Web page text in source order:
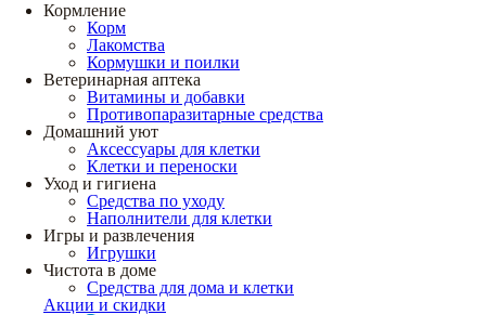
Кормление
Корм
Лакомства
Кормушки и поилки
Ветеринарная аптека
Витамины и добавки
Противопаразитарные средства
Домашний уют
Аксессуары для клетки
Клетки и переноски
Уход и гигиена
Средства по уходу
Наполнители для клетки
Игры и развлечения
Игрушки
Чистота в доме
Средства для дома и клетки
Акции и скидки